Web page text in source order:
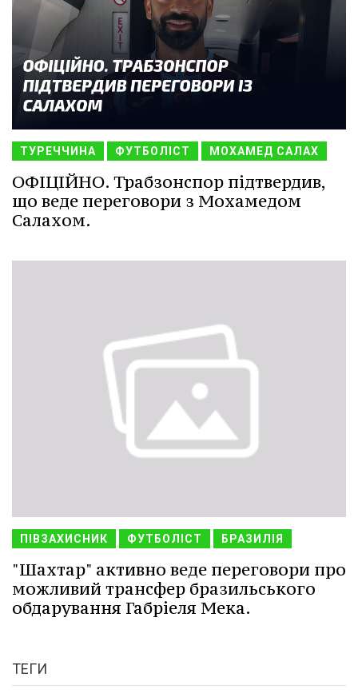
ТУРЕЧЧИНА ФУТБОЛІСТ МОХАМЕД САЛАХ
ОФІЦІЙНО. Трабзонспор підтвердив,
що веде переговори з Мохамедом
Салахом.
ПІВЗАХИСНИК ФУТБОЛІСТ БРАЗИЛІЯ
"Шахтар" активно веде переговори про
можливий трансфер бразильського
обдарування Габріеля Мека.
ТЕГИ